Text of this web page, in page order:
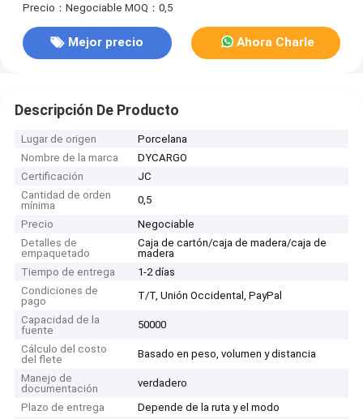
Precio：Negociable MOQ：0,5
Mejor precio Ahora Charle
Descripción De Producto
Lugar de origen
Porcelana
Nombre de la marca
DYCARGO
Certificación
JC
Cantidad de orden
mínima
0,5
Precio
Negociable
Detalles de
empaquetado
Caja de cartón/caja de madera/caja de
madera
Tiempo de entrega
1-2 días
Condiciones de
pago
T/T, Unión Occidental, PayPal
Capacidad de la
fuente
50000
Cálculo del costo
del flete
Basado en peso, volumen y distancia
Manejo de
documentación
verdadero
Plazo de entrega
Depende de la ruta y el modo